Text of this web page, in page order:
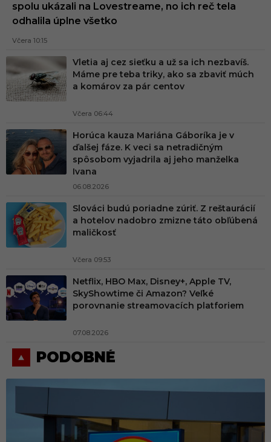
spolu ukázali na Lovestreame, no ich reč tela
odhalila úplne všetko
Včera 10:15
Vletia aj cez sieťku a už sa ich nezbavíš.
Máme pre teba triky, ako sa zbaviť múch
a komárov za pár centov
Včera 06:44
Horúca kauza Mariána Gáboríka je v
ďalšej fáze. K veci sa netradičným
spôsobom vyjadrila aj jeho manželka
Ivana
06.08.2026
Slováci budú poriadne zúriť. Z reštaurácií
a hotelov nadobro zmizne táto obľúbená
maličkosť
Včera 09:53
Netflix, HBO Max, Disney+, Apple TV,
SkyShowtime či Amazon? Veľké
porovnanie streamovacích platforiem
07.08.2026
PODOBNÉ